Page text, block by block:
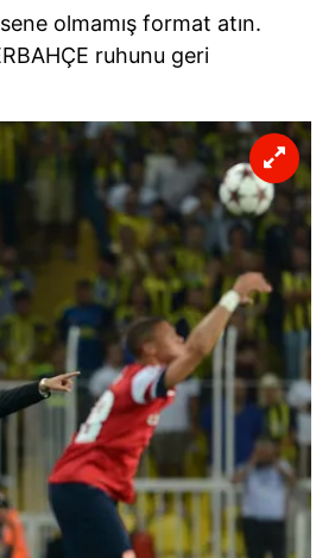
olmamış format atın.
ruhunu geri